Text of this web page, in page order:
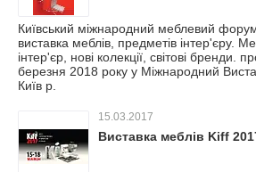
Київський міжнародний меблевий
виставка меблів, предметів інтер'єру.
інтер'єр, нові колекції, світові бренди.
березня 2018 року у Міжнародний
Київ р.
15.03.2017
Виставка меблів Kiff